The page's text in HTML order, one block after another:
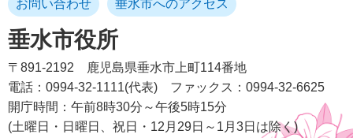
垂水市役所
お問い合わせ 垂水市へのアクセス
〒891-2192
鹿児島県垂水市上町114番地
電話：0994-32-1111(代表)
ファックス：0994-32-6625
開庁時間：午前8時30分～午後5時15分
(土曜日・日曜日、祝日・12月29日～1月3日は除く)